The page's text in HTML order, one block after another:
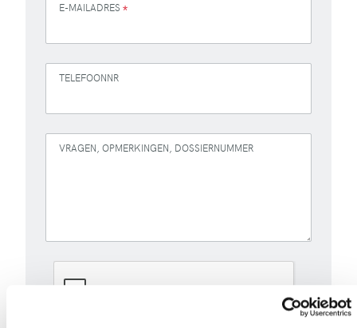
E-MAILADRES *
TELEFOONNR
VRAGEN, OPMERKINGEN, DOSSIERNUMMER